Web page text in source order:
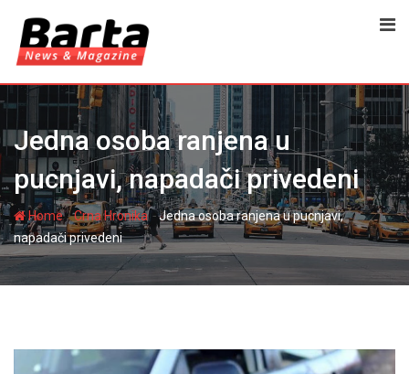
content
Jedna osoba ranjena u
pucnjavi, napadači privedeni
Home-Crna Hronika-Jedna osoba ranjena u pucnjavi,
napadači privedeni